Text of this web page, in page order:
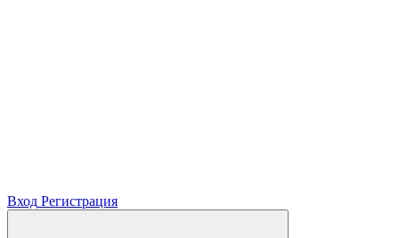
Вход Регистрация